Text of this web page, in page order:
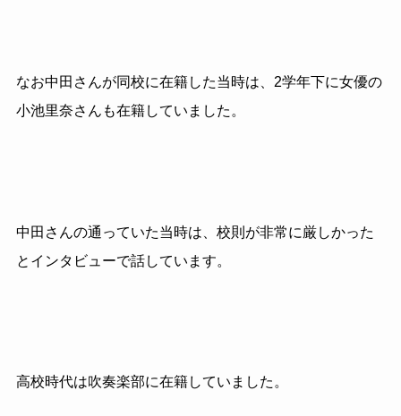
なお中田さんが同校に在籍した当時は、2学年下に女優の
小池里奈さんも在籍していました。
中田さんの通っていた当時は、校則が非常に厳しかった
とインタビューで話しています。
高校時代は吹奏楽部に在籍していました。